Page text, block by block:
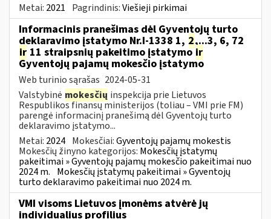
Metai: 2021 Pagrindinis:Viešieji pirkimai
Informacinis pranešimas dėl Gyventojų turto
deklaravimo įstatymo Nr.I-1338 1, 2,...3, 6, 72
ir 11 straipsnių pakeitimo įstatymoir
Gyventojų pajamų mokesčio įstatymo
Web turinio sąrašas 2024-05-31
Valstybinė mokesčių inspekcija prie Lietuvos
Respublikos finansų ministerijos (toliau – VMI prie FM)
parengė informacinį pranešimą dėl Gyventojų turto
deklaravimo įstatymo...
Metai: 2024 Mokesčiai:Gyventojų pajamų mokestis
Mokesčių žinyno kategorijos: Mokesčių įstatymų
pakeitimai » Gyventojų pajamų mokesčio pakeitimai nuo
2024 m. Mokesčių įstatymų pakeitimai » Gyventojų
turto deklaravimo pakeitimai nuo 2024 m.
VMI visoms Lietuvos įmonėms atvėrė jų
individualius profilius